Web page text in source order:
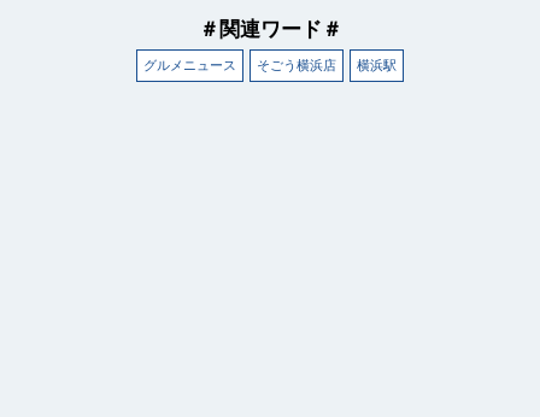
＃関連ワード＃
グルメニュース そごう横浜店 横浜駅